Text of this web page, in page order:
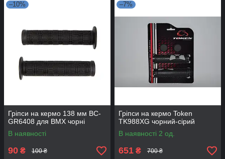
–10%
Гріпси на кермо 138 мм BC-
GR6408 для BMX чорні
В наявності
90 ₴ 100 ₴
–7%
Гріпси на кермо Token
TK988XG чорний-сірий
В наявності 2 од.
651 ₴ 700 ₴